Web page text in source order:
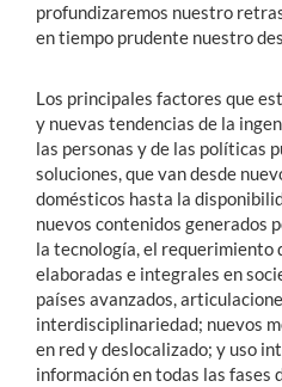
profundizaremos nuestro
en tiempo prudente nuestro
Los principales factores que
y nuevas tendencias de la
las personas y de las políticas
soluciones, que van desde
domésticos hasta la
nuevos contenidos generados
la tecnología, el requerimiento
elaboradas e integrales en
países avanzados,
interdisciplinariedad; nuevos
en red y deslocalizado; y uso
información en todas las fases